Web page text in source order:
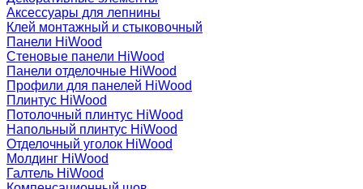
Аксессуары для лепнины
Клей монтажный и стыковочный
Панели HiWood
Стеновые панели HiWood
Панели отделочные HiWood
Профили для панелей HiWood
Плинтус HiWood
Потолочный плинтус HiWood
Напольный плинтус HiWood
Отделочный уголок HiWood
Молдинг HiWood
Галтель HiWood